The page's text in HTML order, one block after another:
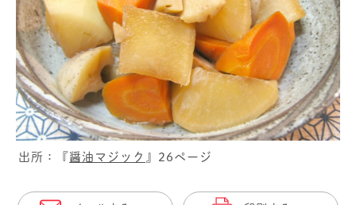
出所：『 醤油マジック 』26ページ